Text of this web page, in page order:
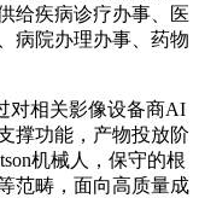
给疾病诊疗办事、医
病院办理办事、药物
相关影像设备商AI
撑功能，产物投放阶
机械人，保守的根
范畴，面向高质量成